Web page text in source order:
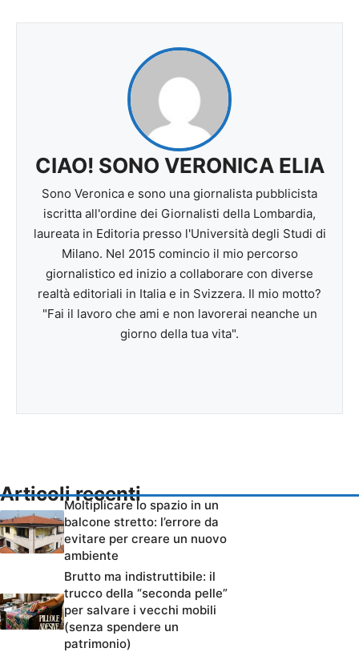
CIAO! SONO VERONICA ELIA
Sono Veronica e sono una giornalista pubblicista
iscritta all'ordine dei Giornalisti della Lombardia,
laureata in Editoria presso l'Università degli Studi di
Milano. Nel 2015 comincio il mio percorso
giornalistico ed inizio a collaborare con diverse
realtà editoriali in Italia e in Svizzera. Il mio motto?
"Fai il lavoro che ami e non lavorerai neanche un
giorno della tua vita".
Articoli recenti
Moltiplicare lo spazio in un
balcone stretto: l’errore da
evitare per creare un nuovo
ambiente
Brutto ma indistruttibile: il
trucco della “seconda pelle”
per salvare i vecchi mobili
(senza spendere un
patrimonio)